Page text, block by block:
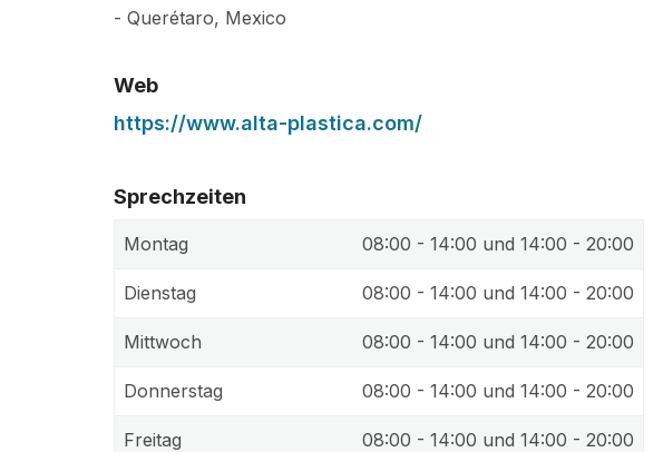
- Querétaro, Mexico
Web
https://www.alta-plastica.com/
Sprechzeiten
Montag 08:00 - 14:00 und 14:00 - 20:00
Dienstag 08:00 - 14:00 und 14:00 - 20:00
Mittwoch 08:00 - 14:00 und 14:00 - 20:00
Donnerstag 08:00 - 14:00 und 14:00 - 20:00
Freitag 08:00 - 14:00 und 14:00 - 20:00